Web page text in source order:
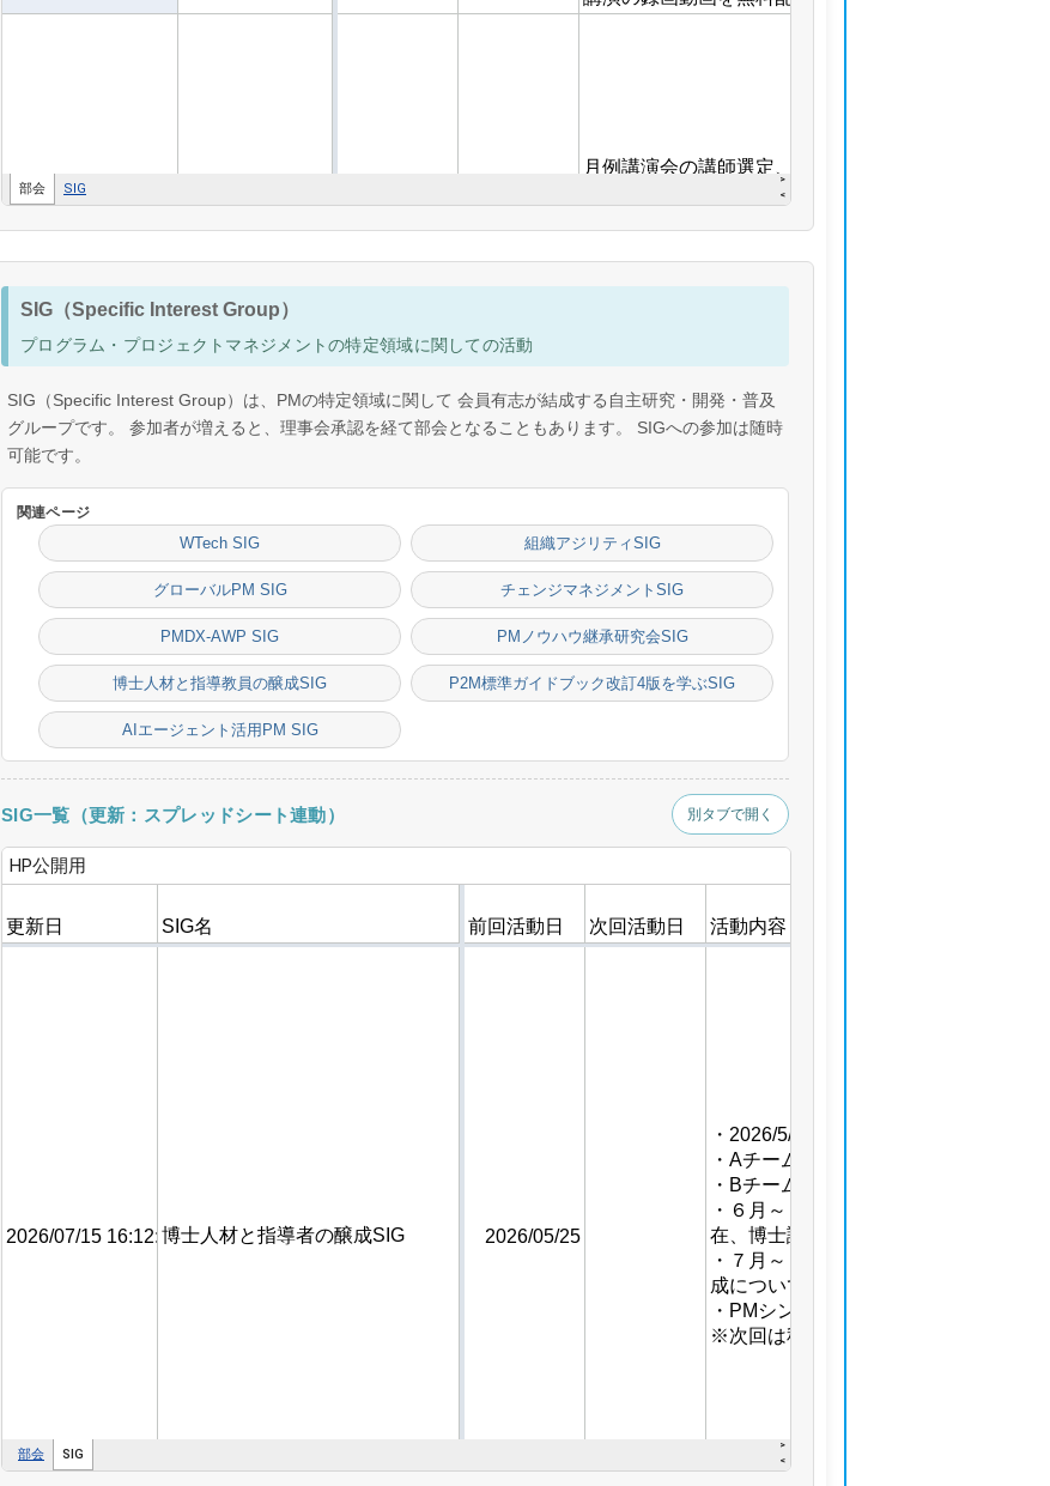
SIG（Specific Interest Group）
プログラム・プロジェクトマネジメントの特定領域に関しての活動
SIG（Specific Interest Group）は、PMの特定領域に関して 会員有志が結成する自主研究・開発・普及
グループです。 参加者が増えると、理事会承認を経て部会となることもあります。 SIGへの参加は随時
可能です。
関連ページ
WTech SIG 組織アジリティSIG
グローバルPM SIG チェンジマネジメントSIG
PMDX-AWP SIG PMノウハウ継承研究会SIG
博士人材と指導教員の醸成SIG P2M標準ガイドブック改訂4版を学ぶSIG
AIエージェント活用PM SIG
SIG一覧（更新：スプレッドシート連動） 別タブで開く